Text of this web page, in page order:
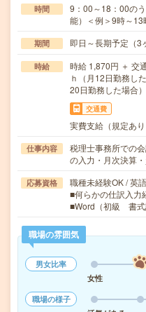
時間
9：00～18：00の
能）＜例＞9時～
期間 即日～長期予定（3
時給
時給 1,870円 ＋ 交
ｈ（月12日勤務し
20日勤務した場合）
交通費
実費支給（規定あり
仕事内容
税理士事務所での
の入力・月次決算
応募資格
職種未経験OK / 英
■何らかの仕訳入力
■Word（初級 書
職場の雰囲気
男女比率
女性
職場の様子